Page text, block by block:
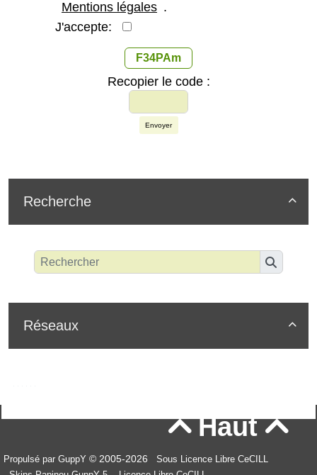
Mentions légales .
J'accepte:
F34PAm
Recopier le code :
Envoyer

Recherche

Réseaux
Haut
Propulsé par GuppY © 2005-2026
Sous Licence Libre CeCILL